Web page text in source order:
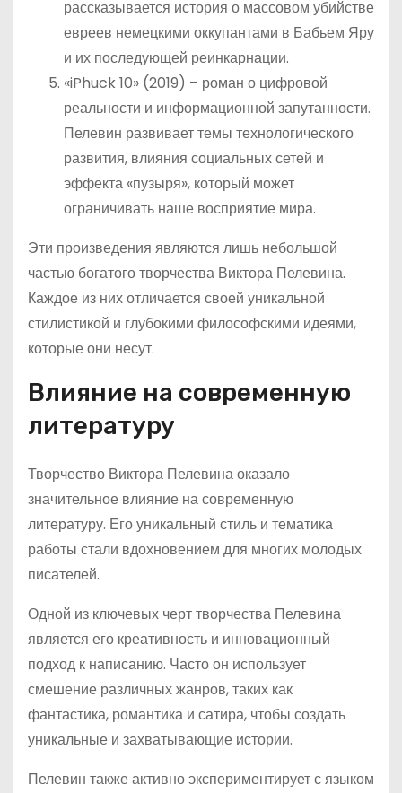
рассказывается история о массовом убийстве
евреев немецкими оккупантами в Бабьем Яру
и их последующей реинкарнации.
«iPhuck 10» (2019) – роман о цифровой
реальности и информационной запутанности.
Пелевин развивает темы технологического
развития, влияния социальных сетей и
эффекта «пузыря», который может
ограничивать наше восприятие мира.
Эти произведения являются лишь небольшой
частью богатого творчества Виктора Пелевина.
Каждое из них отличается своей уникальной
стилистикой и глубокими философскими идеями,
которые они несут.
Влияние на современную
литературу
Творчество Виктора Пелевина оказало
значительное влияние на современную
литературу. Его уникальный стиль и тематика
работы стали вдохновением для многих молодых
писателей.
Одной из ключевых черт творчества Пелевина
является его креативность и инновационный
подход к написанию. Часто он использует
смешение различных жанров, таких как
фантастика, романтика и сатира, чтобы создать
уникальные и захватывающие истории.
Пелевин также активно экспериментирует с языком